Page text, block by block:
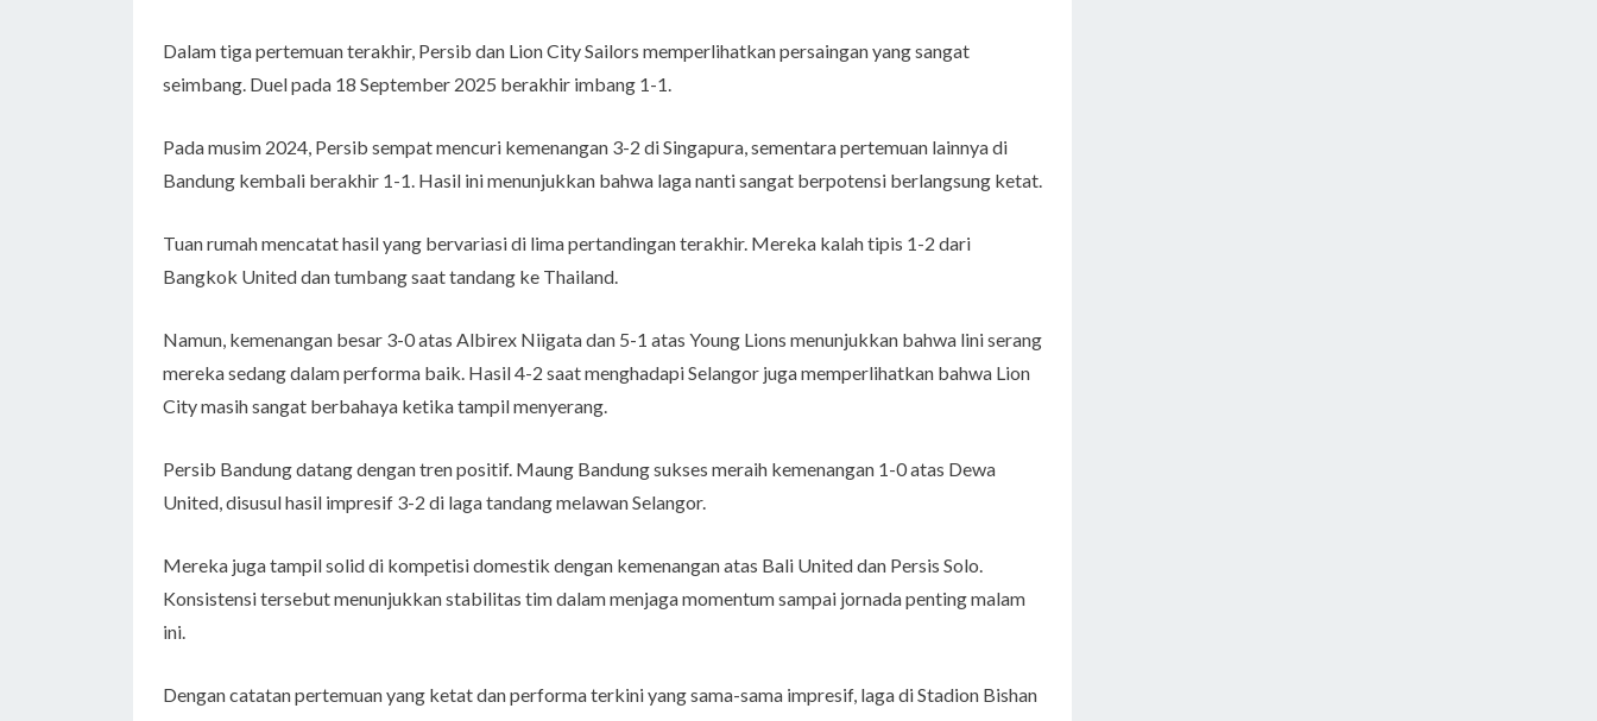
Dalam tiga pertemuan terakhir, Persib dan Lion City Sailors memperlihatkan persaingan yang sangat
seimbang. Duel pada 18 September 2025 berakhir imbang 1-1.
Pada musim 2024, Persib sempat mencuri kemenangan 3-2 di Singapura, sementara pertemuan lainnya di
Bandung kembali berakhir 1-1. Hasil ini menunjukkan bahwa laga nanti sangat berpotensi berlangsung ketat.
Tuan rumah mencatat hasil yang bervariasi di lima pertandingan terakhir. Mereka kalah tipis 1-2 dari
Bangkok United dan tumbang saat tandang ke Thailand.
Namun, kemenangan besar 3-0 atas Albirex Niigata dan 5-1 atas Young Lions menunjukkan bahwa lini serang
mereka sedang dalam performa baik. Hasil 4-2 saat menghadapi Selangor juga memperlihatkan bahwa Lion
City masih sangat berbahaya ketika tampil menyerang.
Persib Bandung datang dengan tren positif. Maung Bandung sukses meraih kemenangan 1-0 atas Dewa
United, disusul hasil impresif 3-2 di laga tandang melawan Selangor.
Mereka juga tampil solid di kompetisi domestik dengan kemenangan atas Bali United dan Persis Solo.
Konsistensi tersebut menunjukkan stabilitas tim dalam menjaga momentum sampai jornada penting malam
ini.
Dengan catatan pertemuan yang ketat dan performa terkini yang sama-sama impresif, laga di Stadion Bishan